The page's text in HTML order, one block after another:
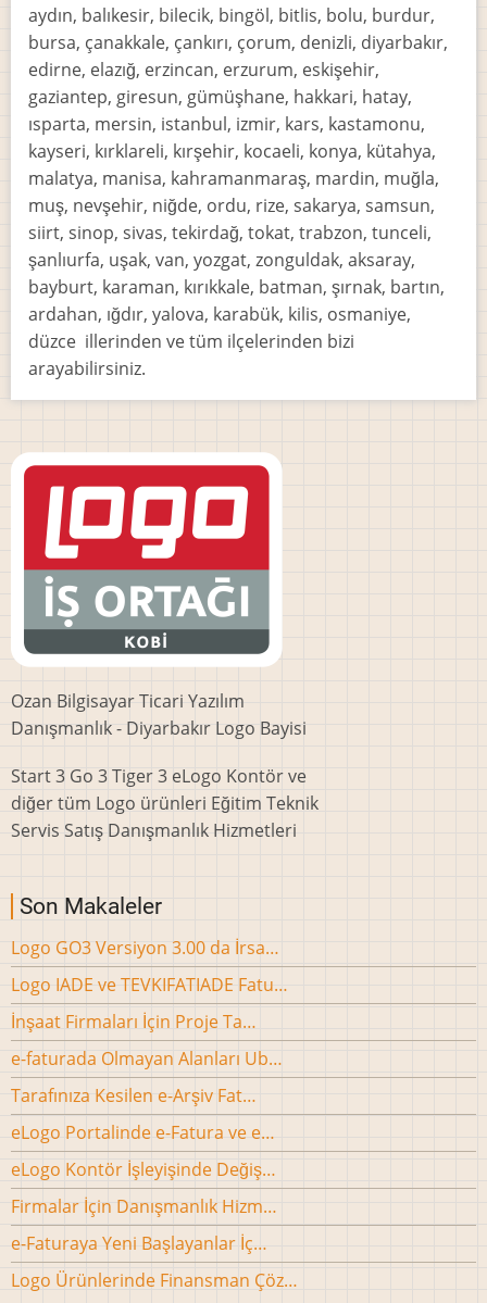
aydın, balıkesir, bilecik, bingöl, bitlis, bolu, burdur,
bursa, çanakkale, çankırı, çorum, denizli, diyarbakır,
edirne, elazığ, erzincan, erzurum, eskişehir,
gaziantep, giresun, gümüşhane, hakkari, hatay,
ısparta, mersin, istanbul, izmir, kars, kastamonu,
kayseri, kırklareli, kırşehir, kocaeli, konya, kütahya,
malatya, manisa, kahramanmaraş, mardin, muğla,
muş, nevşehir, niğde, ordu, rize, sakarya, samsun,
siirt, sinop, sivas, tekirdağ, tokat, trabzon, tunceli,
şanlıurfa, uşak, van, yozgat, zonguldak, aksaray,
bayburt, karaman, kırıkkale, batman, şırnak, bartın,
ardahan, ığdır, yalova, karabük, kilis, osmaniye,
düzce illerinden ve tüm ilçelerinden bizi
arayabilirsiniz.
Ozan Bilgisayar Ticari Yazılım
Danışmanlık - Diyarbakır Logo Bayisi
Start 3 Go 3 Tiger 3 eLogo Kontör ve
diğer tüm Logo ürünleri Eğitim Teknik
Servis Satış Danışmanlık Hizmetleri
Son Makaleler
Logo GO3 Versiyon 3.00 da İrsa…
Logo IADE ve TEVKIFATIADE Fatu…
İnşaat Firmaları İçin Proje Ta…
e-faturada Olmayan Alanları Ub…
Tarafınıza Kesilen e-Arşiv Fat…
eLogo Portalinde e-Fatura ve e…
eLogo Kontör İşleyişinde Değiş…
Firmalar İçin Danışmanlık Hizm…
e-Faturaya Yeni Başlayanlar İç…
Logo Ürünlerinde Finansman Çöz…